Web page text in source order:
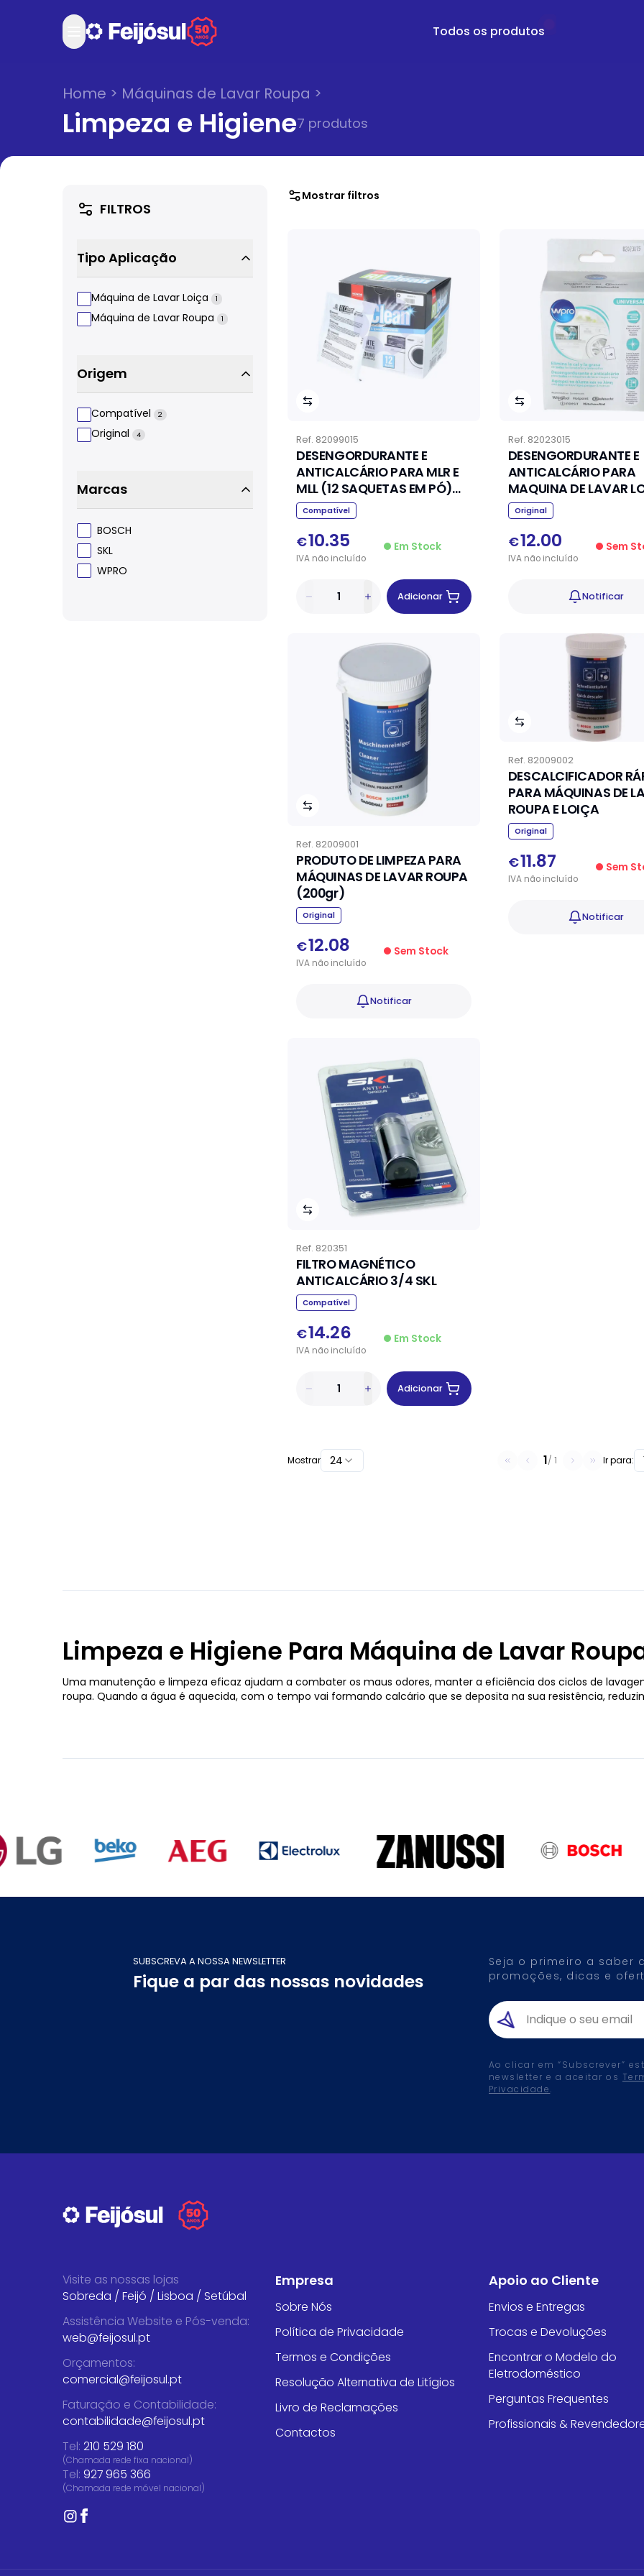
Todos os produtos
Home > Máquinas de Lavar Roupa >
Limpeza e Higiene7 produtos
FILTROS
Tipo Aplicação
Máquina de Lavar Loiça 1
Máquina de Lavar Roupa 1
Origem
Compatível 2
Original 4
Marcas
BOSCH
SKL
WPRO
Mostrar filtros
Ref. 82099015
DESENGORDURANTE E
ANTICALCÁRIO PARA MLR E
MLL (12 SAQUETAS EM PÓ)
SKL
Compatível
€10.35
IVA não incluído
Em Stock
Adicionar
Ref. 82023015
DESENGORDURANTE E
ANTICALCÁRIO PARA
MAQUINA DE LAVAR
ROUPA
Original
€12.00
IVAnãoincluído
Sem
Notificar
Ref. 82009001
PRODUTO DE LIMPEZA PARA
MÁQUINAS DE LAVAR ROUPA
(200gr)
Original
€12.08
IVA não incluído
Sem Stock
Notificar
Ref. 82009002
DESCALCIFICADOR
PARA MÁQUINAS DE
ROUPA E LOIÇA
Original
€11.87
IVAnãoincluído
Sem
Notificar
Ref. 820351
FILTRO MAGNÉTICO
ANTICALCÁRIO 3/4 SKL
Compatível
€14.26
IVA não incluído
Em Stock
Adicionar
1/ 1 Ir para:
Mostrar 24
Limpeza e Higiene Para Máquina de Lavar
Uma manutenção e limpeza eficaz ajudam a combater os maus odores, manter a eficiência dos ciclos de
roupa. Quando a água é aquecida, com o tempo vai formando calcário que se deposita na sua resistência,
SUBSCREVA A NOSSA NEWSLETTER
Fique a par das nossas novidades
Seja o primeiro a saber
promoções, dicas e
Ao clicar em “Subscrever”
newsletter e a aceitar os
Privacidade.
Visite as nossas lojas
Sobreda / Feijó / Lisboa / Setúbal
Assistência Website e Pós-venda:
web@feijosul.pt
Orçamentos:
comercial@feijosul.pt
Faturação e Contabilidade:
contabilidade@feijosul.pt
Tel: 210 529 180
(Chamada rede fixa nacional)
Tel: 927 965 366
(Chamada rede móvel nacional)
Empresa
Sobre Nós
Política de Privacidade
Termos e Condições
Resolução Alternativa de Litígios
Livro de Reclamações
Contactos
Apoio ao Cliente
Envios e Entregas
Trocas e Devoluções
Encontrar o Modelo do
Eletrodoméstico
Perguntas Frequentes
Profissionais &